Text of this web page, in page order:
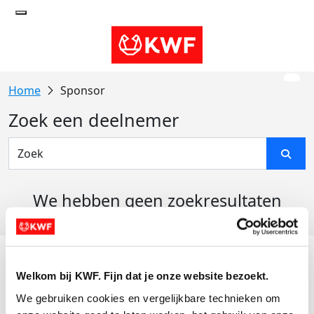
Welkom bij KWF. Fijn dat je onze website bezoekt.
We gebruiken cookies en vergelijkbare technieken om
Sponsor
Zoek een deelnemer
We hebben geen zoekresultaten
Actiematerialen
Evenementen